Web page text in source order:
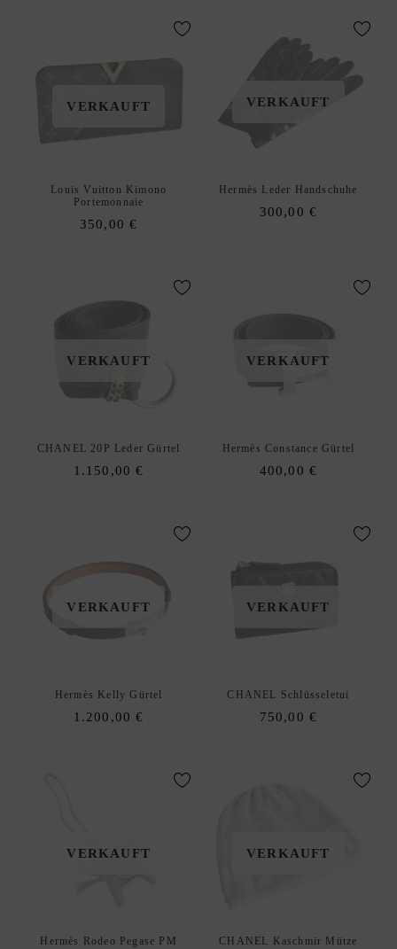
VERKAUFT
Louis Vuitton Kimono
Portemonnaie
350,00€
VERKAUFT
Hermès Leder Handschuhe
300,00 €
VERKAUFT
CHANEL 20P Leder Gürtel
1.150,00€
VERKAUFT
Hermès Constance Gürtel
400,00 €
VERKAUFT
Hermès Kelly Gürtel
1.200,00€
VERKAUFT
CHANEL Schlüsseletui
750,00 €
VERKAUFT
Hermès Rodeo Pegase PM
VERKAUFT
CHANEL Kaschmir Mütze